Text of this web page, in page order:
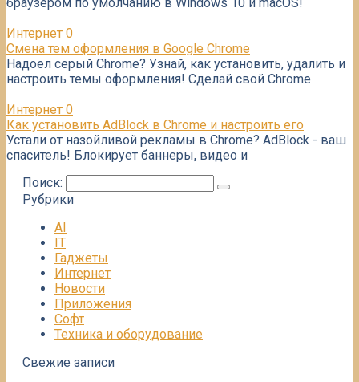
браузером по умолчанию в Windows 10 и macOS!
Интернет 0
Смена тем оформления в Google Chrome
Надоел серый Chrome? Узнай, как установить, удалить и
настроить темы оформления! Сделай свой Chrome
Интернет 0
Как установить AdBlock в Chrome и настроить его
Устали от назойливой рекламы в Chrome? AdBlock - ваш
спаситель! Блокирует баннеры, видео и
Поиск:
Рубрики
AI
IT
Гаджеты
Интернет
Новости
Приложения
Софт
Техника и оборудование
Свежие записи